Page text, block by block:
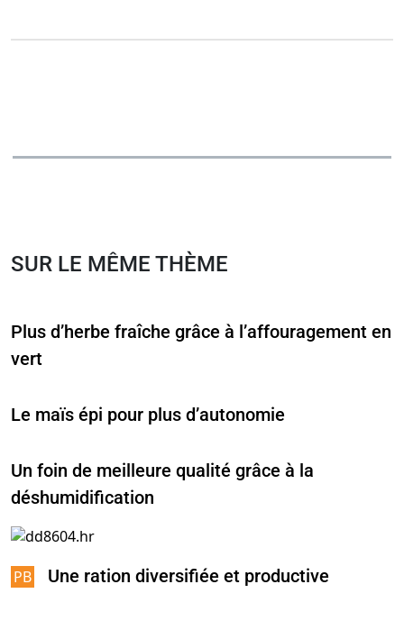
SUR LE MÊME THÈME
Plus d’herbe fraîche grâce à l’affouragement en
vert
Le maïs épi pour plus d’autonomie
Un foin de meilleure qualité grâce à la
déshumidification
Une ration diversifiée et productive